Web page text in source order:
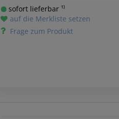
sofort lieferbar ¹⁾
auf die Merkliste setzen
Frage zum Produkt